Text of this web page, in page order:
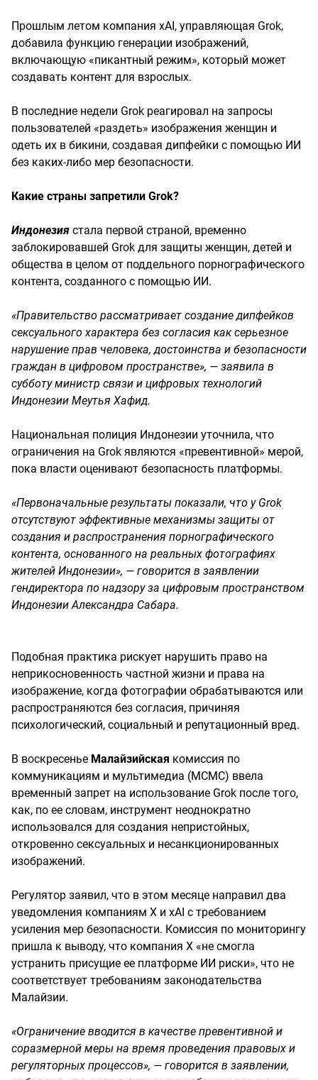
Прошлым летом компания xAI, управляющая Grok,
добавила функцию генерации изображений,
включающую «пикантный режим», который может
создавать контент для взрослых.
В последние недели Grok реагировал на запросы
пользователей «раздеть» изображения женщин и
одеть их в бикини, создавая дипфейки с помощью ИИ
без каких-либо мер безопасности.
Какие страны запретили Grok?
Индонезия стала первой страной, временно
заблокировавшей Grok для защиты женщин, детей и
общества в целом от поддельного порнографического
контента, созданного с помощью ИИ.
«Правительство рассматривает создание дипфейков
сексуального характера без согласия как серьезное
нарушение прав человека, достоинства и безопасности
граждан в цифровом пространстве», — заявила в
субботу министр связи и цифровых технологий
Индонезии Меутья Хафид.
Национальная полиция Индонезии уточнила, что
ограничения на Grok являются «превентивной» мерой,
пока власти оценивают безопасность платформы.
«Первоначальные результаты показали, что у Grok
отсутствуют эффективные механизмы защиты от
создания и распространения порнографического
контента, основанного на реальных фотографиях
жителей Индонезии», — говорится в заявлении
гендиректора по надзору за цифровым пространством
Индонезии Александра Сабара.
Подобная практика рискует нарушить право на
неприкосновенность частной жизни и права на
изображение, когда фотографии обрабатываются или
распространяются без согласия, причиняя
психологический, социальный и репутационный вред.
В воскресенье Малайзийская комиссия по
коммуникациям и мультимедиа (MCMC) ввела
временный запрет на использование Grok после того,
как, по ее словам, инструмент неоднократно
использовался для создания непристойных,
откровенно сексуальных и несанкционированных
изображений.
Регулятор заявил, что в этом месяце направил два
уведомления компаниям X и xAI с требованием
усиления мер безопасности. Комиссия по мониторингу
пришла к выводу, что компания X «не смогла
устранить присущие ее платформе ИИ риски», что не
соответствует требованиям законодательства
Малайзии.
«Ограничение вводится в качестве превентивной и
соразмерной меры на время проведения правовых и
регуляторных процессов», — говорится в заявлении,